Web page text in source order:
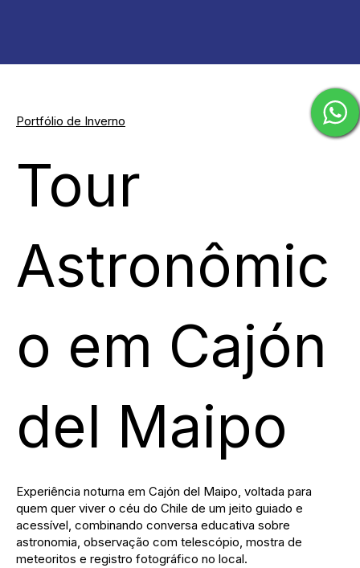
Portfólio de Inverno
Tour
Astronômic
o em Cajón
del Maipo
Experiência noturna em Cajón del Maipo, voltada para
quem quer viver o céu do Chile de um jeito guiado e
acessível, combinando conversa educativa sobre
astronomia, observação com telescópio, mostra de
meteoritos e registro fotográfico no local.